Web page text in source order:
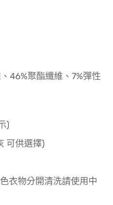
46%聚酯纖維、7%彈性
)
可供選擇)
衣物分開清洗請使用中